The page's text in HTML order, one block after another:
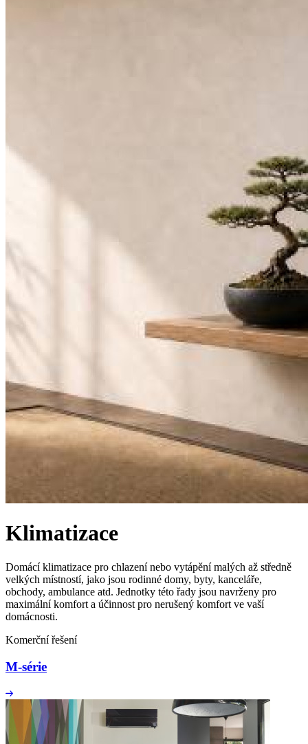
Klimatizace
Domácí klimatizace pro chlazení nebo vytápění malých až středně
velkých místností, jako jsou rodinné domy, byty, kanceláře,
obchody, ambulance atd. Jednotky této řady jsou navrženy pro
maximální komfort a účinnost pro nerušený komfort ve vaší
domácnosti.
Komerční řešení
M-série